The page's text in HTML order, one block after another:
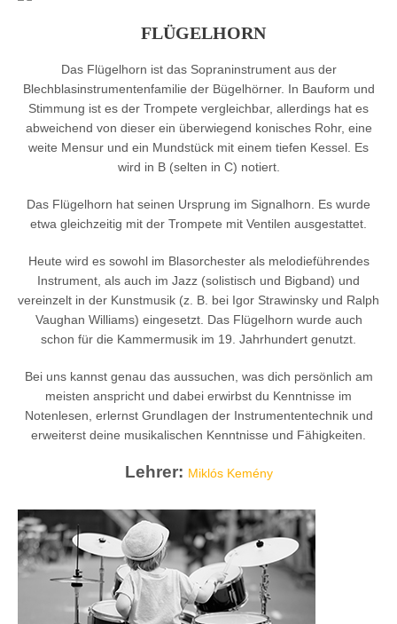
FLÜGELHORN
Das Flügelhorn ist das Sopraninstrument aus der
Blechblasinstrumentenfamilie der Bügelhörner. In Bauform und
Stimmung ist es der Trompete vergleichbar, allerdings hat es
abweichend von dieser ein überwiegend konisches Rohr, eine
weite Mensur und ein Mundstück mit einem tiefen Kessel. Es
wird in B (selten in C) notiert.
Das Flügelhorn hat seinen Ursprung im Signalhorn. Es wurde
etwa gleichzeitig mit der Trompete mit Ventilen ausgestattet.
Heute wird es sowohl im Blasorchester als melodieführendes
Instrument, als auch im Jazz (solistisch und Bigband) und
vereinzelt in der Kunstmusik (z. B. bei Igor Strawinsky und Ralph
Vaughan Williams) eingesetzt. Das Flügelhorn wurde auch
schon für die Kammermusik im 19. Jahrhundert genutzt.
Bei uns kannst genau das aussuchen, was dich persönlich am
meisten anspricht und dabei erwirbst du Kenntnisse im
Notenlesen, erlernst Grundlagen der Instrumententechnik und
erweiterst deine musikalischen Kenntnisse und Fähigkeiten.
Lehrer: Miklós Kemény